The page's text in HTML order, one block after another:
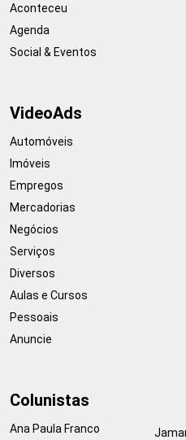
Aconteceu
Agenda
Social & Eventos
VideoAds
Automóveis
Imóveis
Empregos
Mercadorias
Negócios
Serviços
Diversos
Aulas e Cursos
Pessoais
Anuncie
Colunistas
Ana Paula Franco